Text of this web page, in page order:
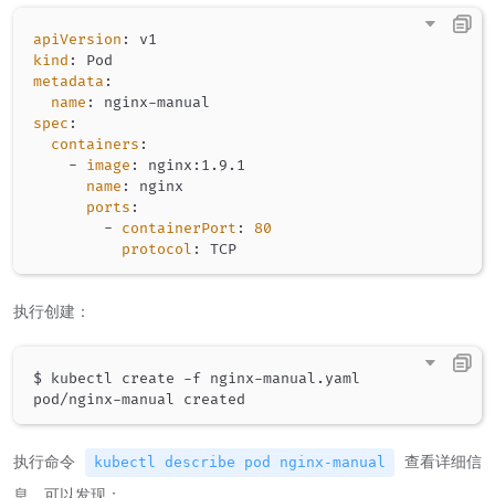
apiVersion :
kind :
metadata :
name : nginx-
spec :
containers :
-
image : nginx : 1.9.1
name :
nginx
ports :
-
containerPort :
80
protocol :
执行创建：
$ kubectl create -f nginx-manual.yaml
执行命令 kubectl describe pod nginx-manual
查看详细信
息，可以发现：